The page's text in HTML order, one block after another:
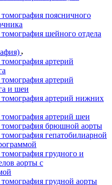
поясничного
шейного отдела
артерий
артерий
и шеи
артерий нижних
артерий шеи
брюшной аорты
гепатобилиарной
грудного и
аорты с
грудной аорты